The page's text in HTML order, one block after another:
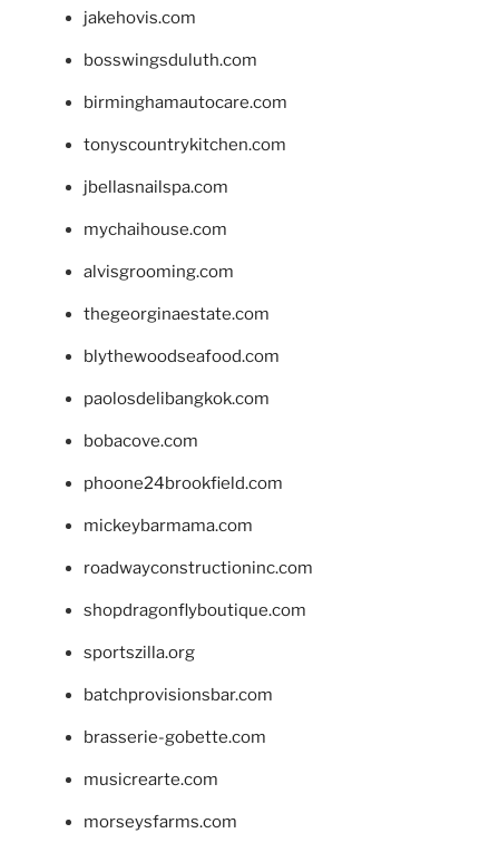
jakehovis.com
bosswingsduluth.com
birminghamautocare.com
tonyscountrykitchen.com
jbellasnailspa.com
mychaihouse.com
alvisgrooming.com
thegeorginaestate.com
blythewoodseafood.com
paolosdelibangkok.com
bobacove.com
phoone24brookfield.com
mickeybarmama.com
roadwayconstructioninc.com
shopdragonflyboutique.com
sportszilla.org
batchprovisionsbar.com
brasserie-gobette.com
musicrearte.com
morseysfarms.com